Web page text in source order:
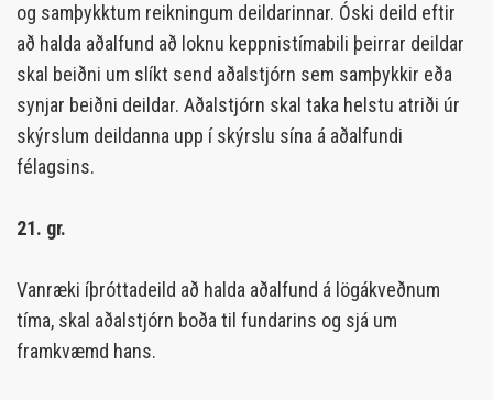
og samþykktum reikningum deildarinnar. Óski deild eftir
að halda aðalfund að loknu keppnistímabili þeirrar deildar
skal beiðni um slíkt send aðalstjórn sem samþykkir eða
synjar beiðni deildar. Aðalstjórn skal taka helstu atriði úr
skýrslum deildanna upp í skýrslu sína á aðalfundi
félagsins.
21. gr.
Vanræki íþróttadeild að halda aðalfund á lögákveðnum
tíma, skal aðalstjórn boða til fundarins og sjá um
framkvæmd hans.